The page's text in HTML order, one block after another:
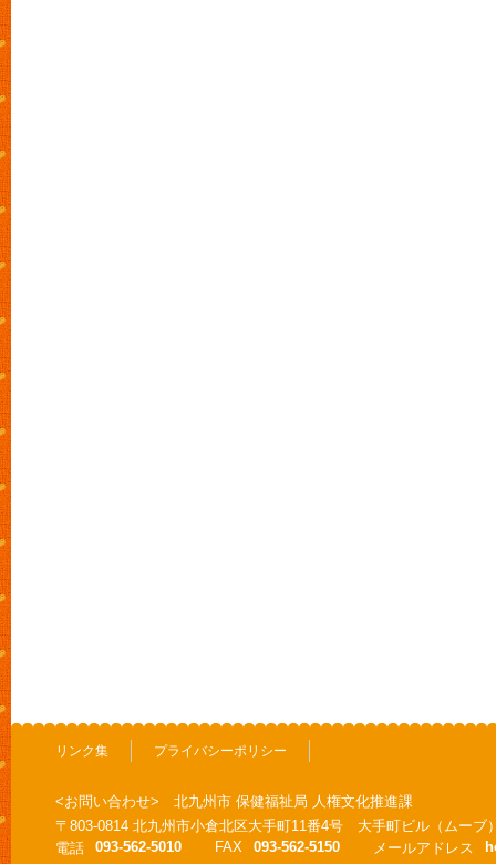
リンク集 プライバシーポリシー
<お問い合わせ> 北九州市 保健福祉局 人権文化推進課
〒803-0814 北九州市小倉北区大手町11番4号 大手町ビル（ムーブ
電話
093-562-5010 FAX 093-562-5150 メールアドレス